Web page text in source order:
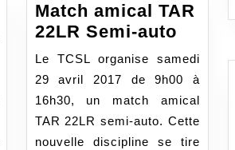
Match amical TAR
22LR Semi-autoMatch
amical
TAR
22LR
Semi-
auto
Le TCSL organise samedi
29 avril 2017 de 9h00 à
16h30, un match amical
TAR 22LR semi-auto. Cette
nouvelle discipline se tire